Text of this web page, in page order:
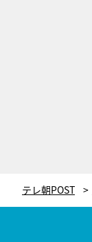
テレ朝POST